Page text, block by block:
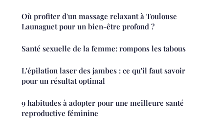
Où profiter d'un massage relaxant à Toulouse
Launaguet pour un bien-être profond ?
Santé sexuelle de la femme: rompons les tabous
L'épilation laser des jambes : ce qu'il faut savoir
pour un résultat optimal
9 habitudes à adopter pour une meilleure santé
reproductive féminine